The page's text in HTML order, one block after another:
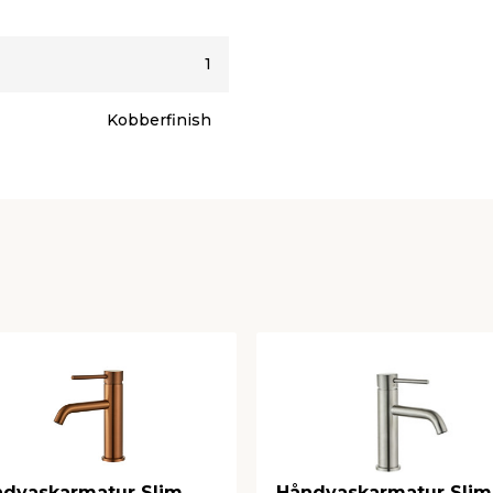
af luftfilteret
keramisk indsats, som
og specialnøgle til
40 cm
1
Kobberfinish